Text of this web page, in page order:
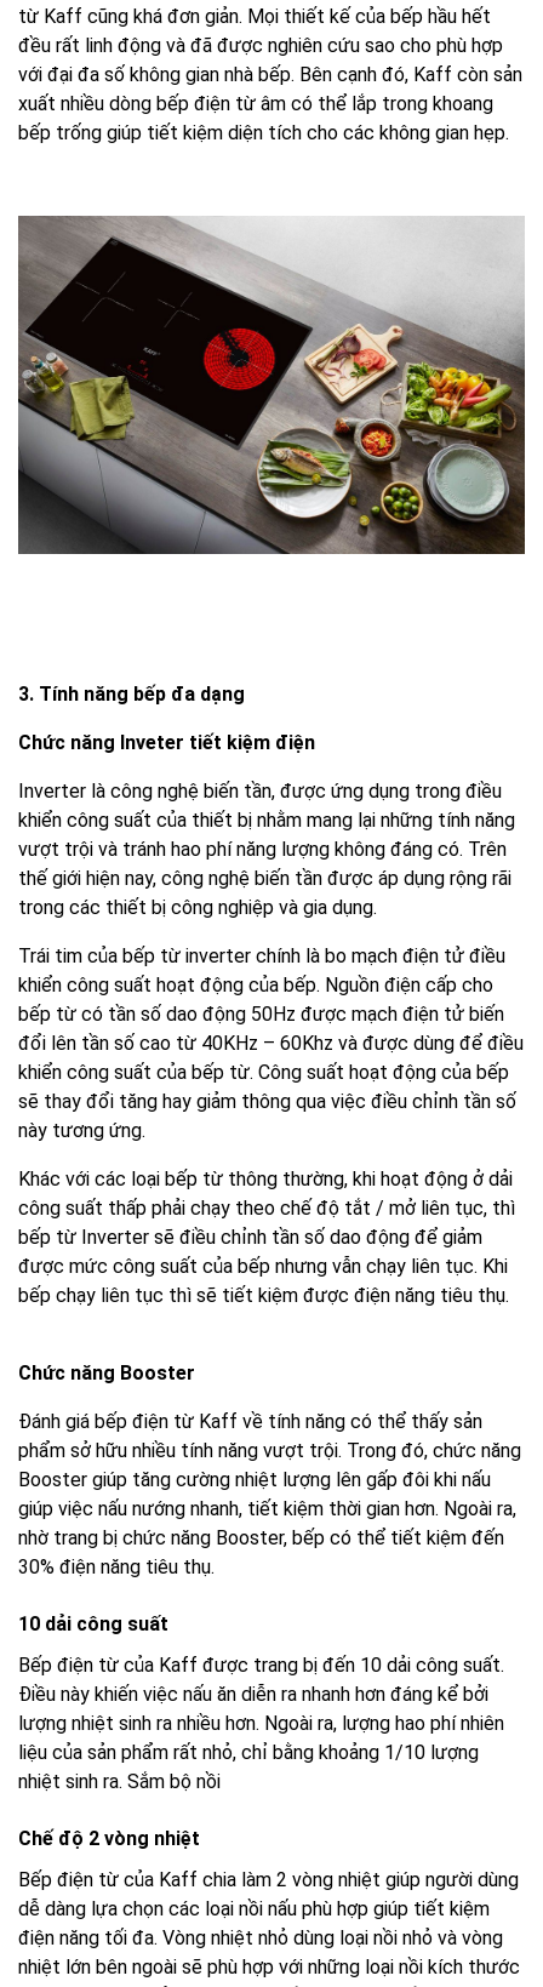
từ Kaff cũng khá đơn giản. Mọi thiết kế của bếp hầu hết
đều rất linh động và đã được nghiên cứu sao cho phù hợp
với đại đa số không gian nhà bếp. Bên cạnh đó, Kaff còn sản
xuất nhiều dòng bếp điện từ âm có thể lắp trong khoang
bếp trống giúp tiết kiệm diện tích cho các không gian hẹp.
3. Tính năng bếp đa dạng
Chức năng Inveter tiết kiệm điện
Inverter là công nghệ biến tần, được ứng dụng trong điều
khiển công suất của thiết bị nhằm mang lại những tính năng
vượt trội và tránh hao phí năng lượng không đáng có. Trên
thế giới hiện nay, công nghệ biến tần được áp dụng rộng rãi
trong các thiết bị công nghiệp và gia dụng.
Trái tim của bếp từ inverter chính là bo mạch điện tử điều
khiển công suất hoạt động của bếp. Nguồn điện cấp cho
bếp từ có tần số dao động 50Hz được mạch điện tử biến
đổi lên tần số cao từ 40KHz – 60Khz và được dùng để điều
khiển công suất của bếp từ. Công suất hoạt động của bếp
sẽ thay đổi tăng hay giảm thông qua việc điều chỉnh tần số
này tương ứng.
Khác với các loại bếp từ thông thường, khi hoạt động ở dải
công suất thấp phải chạy theo chế độ tắt / mở liên tục, thì
bếp từ Inverter sẽ điều chỉnh tần số dao động để giảm
được mức công suất của bếp nhưng vẫn chạy liên tục. Khi
bếp chạy liên tục thì sẽ tiết kiệm được điện năng tiêu thụ.
Chức năng Booster
Đánh giá bếp điện từ Kaff về tính năng có thể thấy sản
phẩm sở hữu nhiều tính năng vượt trội. Trong đó, chức năng
Booster giúp tăng cường nhiệt lượng lên gấp đôi khi nấu
giúp việc nấu nướng nhanh, tiết kiệm thời gian hơn. Ngoài ra,
nhờ trang bị chức năng Booster, bếp có thể tiết kiệm đến
30% điện năng tiêu thụ.
10 dải công suất
Bếp điện từ của Kaff được trang bị đến 10 dải công suất.
Điều này khiến việc nấu ăn diễn ra nhanh hơn đáng kể bởi
lượng nhiệt sinh ra nhiều hơn. Ngoài ra, lượng hao phí nhiên
liệu của sản phẩm rất nhỏ, chỉ bằng khoảng 1/10 lượng
nhiệt sinh ra. Sắm bộ nồi
Chế độ 2 vòng nhiệt
Bếp điện từ của Kaff chia làm 2 vòng nhiệt giúp người dùng
dễ dàng lựa chọn các loại nồi nấu phù hợp giúp tiết kiệm
điện năng tối đa. Vòng nhiệt nhỏ dùng loại nồi nhỏ và vòng
nhiệt lớn bên ngoài sẽ phù hợp với những loại nồi kích thước